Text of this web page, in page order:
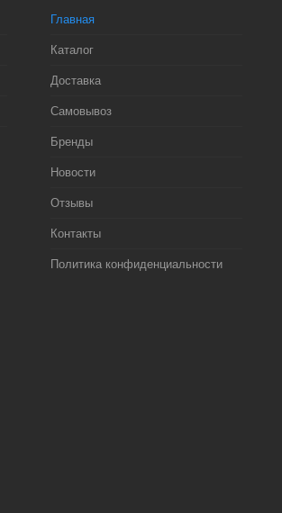
Главная
Каталог
Доставка
Самовывоз
Бренды
Новости
Отзывы
Контакты
Политика конфиденциальности